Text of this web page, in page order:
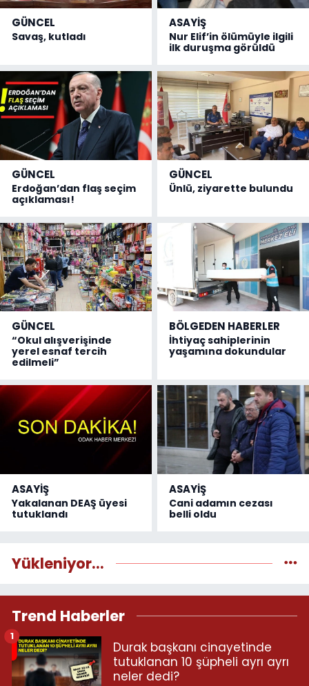
GÜNCEL
Savaş, kutladı
ASAYİŞ
Nur Elif’in ölümüyle ilgili
ilk duruşma görüldü
GÜNCEL
Erdoğan’dan flaş seçim
açıklaması!
GÜNCEL
Ünlü, ziyarette bulundu
GÜNCEL
“Okul alışverişinde
yerel esnaf tercih
edilmeli”
BÖLGEDEN HABERLER
İhtiyaç sahiplerinin
yaşamına dokundular
ASAYİŞ
Yakalanan DEAŞ üyesi
tutuklandı
ASAYİŞ
Cani adamın cezası
belli oldu
Yükleniyor...
Trend Haberler
Durak başkanı cinayetinde
tutuklanan 10 şüpheli ayrı ayrı
neler dedi?
1